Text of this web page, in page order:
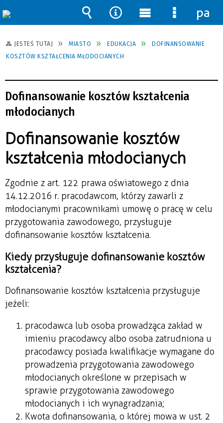
JESTEŚ TUTAJ MIASTO EDUKACJA
DOFINANSOWANIE
KOSZTÓW KSZTAŁCENIA MŁODOCIANYCH
Dofinansowanie kosztów kształcenia
młodocianych
Dofinansowanie kosztów
kształcenia młodocianych
Zgodnie z art. 122 prawa oświatowego z dnia
14.12.2016 r. pracodawcom, którzy zawarli z
młodocianymi pracownikami umowę o pracę w celu
przygotowania zawodowego, przysługuje
dofinansowanie kosztów kształcenia.
Kiedy przysługuje dofinansowanie kosztów
kształcenia?
Dofinansowanie kosztów kształcenia przysługuje
jeżeli:
pracodawca lub osoba prowadząca zakład w
imieniu pracodawcy albo osoba zatrudniona u
pracodawcy posiada kwalifikacje wymagane do
prowadzenia przygotowania zawodowego
młodocianych określone w przepisach w
sprawie przygotowania zawodowego
młodocianych i ich wynagradzania;
Kwota dofinansowania, o której mowa w ust. 2
Wyszukiwarka
Narzędzia
Menu
główne
Menu